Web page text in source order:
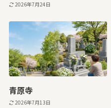
2026年7月24日
青原寺
2026年7月13日